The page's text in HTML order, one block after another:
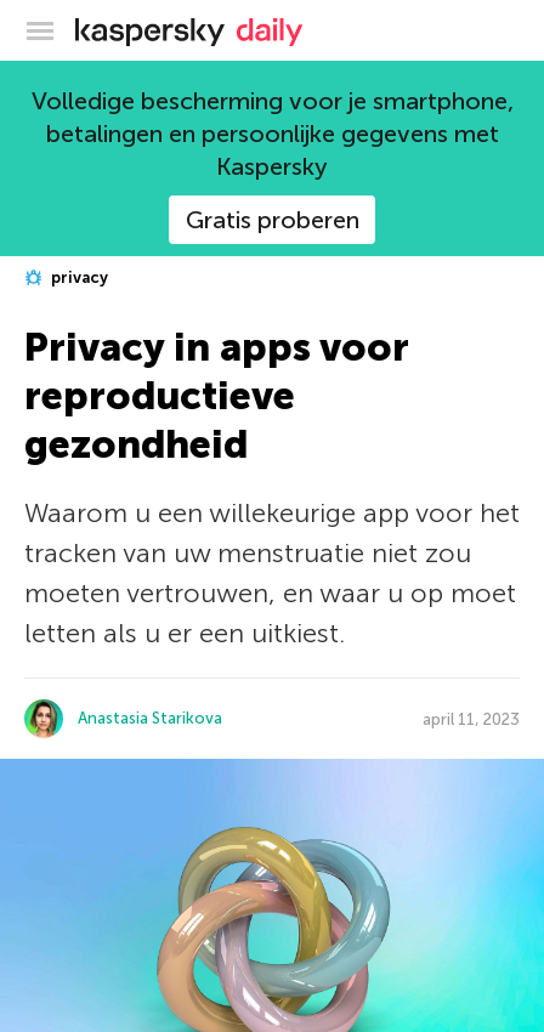
Kaspersky official blog
Volledige bescherming voor je smartphone,
betalingen en persoonlijke gegevens met
Kaspersky
Gratis proberen
privacy
Privacy in apps voor
reproductieve
gezondheid
Waarom u een willekeurige app voor het
tracken van uw menstruatie niet zou
moeten vertrouwen, en waar u op moet
letten als u er een uitkiest.
Anastasia Starikova april 11, 2023